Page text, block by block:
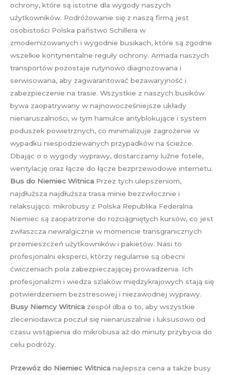
ochrony, które są istotne dla wygody naszych
użytkowników. Podróżowanie się z naszą firmą jest
osobistości Polska państwo Schillera w
zmodernizowanych i wygodnie busikach, które są zgodne
wszelkie kontynentalne reguły ochrony. Armada naszych
transportów pozostaje rutynowo diagnozowana i
serwisowana, aby zagwarantować bezawaryjność i
zabezpieczenie na trasie. Wszystkie z naszych busików
bywa zaopatrywany w najnowocześniejsze układy
nienaruszalności, w tym hamulce antyblokujące i system
poduszek powietrznych, co minimalizuje zagrożenie w
wypadku niespodziewanych przypadków na ścieżce.
Dbając o o wygody wyprawy, dostarczamy luźne fotele,
wentylację oraz łącze do łącze bezprzewodowe internetu.
Bus do Niemiec Witnica Przez tych ulepszeniom,
najdłuższa najdłuższa trasa minie bezzwłocznie i
relaksująco. mikrobusy z Polska Republika Federalna
Niemiec są zaopatrzone do rozciągniętych kursów, co jest
zwłaszcza newralgiczne w momencie transgranicznych
przemieszczeń użytkowników i pakietów. Nasi to
profesjonalni eksperci, którzy regularnie są obecni
ćwiczeniach pola zabezpieczającej prowadzenia. Ich
profesjonalizm i wiedza szlaków międzykrajowych stają się
potwierdzeniem bezstresowej i niezawodnej wyprawy.
Busy Niemcy Witnica zespół dba o to, aby wszystkie
zleceniodawca poczuł się nienaruszalnie i luksusowo od
czasu wstąpienia do mikrobusa aż do minuty przybycia do
celu podróży.
Przewóz do Niemiec Witnica najlepsza cena a także busy